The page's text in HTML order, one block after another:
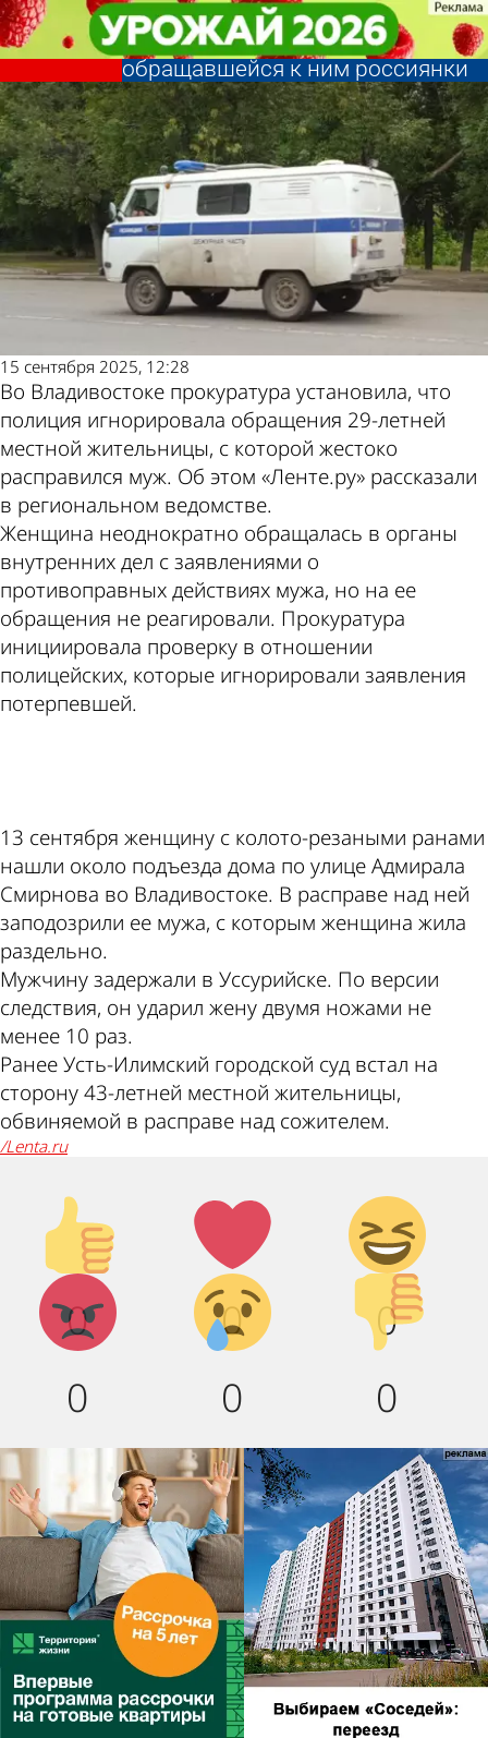
Халатность полицейских привела
к смерти многократно
обращавшейся к ним россиянки
В стране и
мире
15 сентября 2025, 12:28
Во Владивостоке прокуратура установила, что
полиция игнорировала обращения 29-летней
местной жительницы, с которой жестоко
расправился муж. Об этом «Ленте.ру» рассказали
в региональном ведомстве.
Женщина неоднократно обращалась в органы
внутренних дел с заявлениями о
противоправных действиях мужа, но на ее
обращения не реагировали. Прокуратура
инициировала проверку в отношении
полицейских, которые игнорировали заявления
потерпевшей.
13 сентября женщину с колото-резаными ранами
нашли около подъезда дома по улице Адмирала
Смирнова во Владивостоке. В расправе над ней
заподозрили ее мужа, с которым женщина жила
раздельно.
Мужчину задержали в Уссурийске. По версии
следствия, он ударил жену двумя ножами не
менее 10 раз.
Ранее Усть-Илимский городской суд встал на
сторону 43-летней местной жительницы,
обвиняемой в расправе над сожителем.
/lenta.ru
Палец
вверх!
0
Лайк!
0
Дикий
смех!
0
Агрессия!
0
Грусть :
(
0
Палец
вниз!
0
Халатность полицейских привела
к смерти многократно
обращавшейся к ним россиянки
В стране и
мире
Последние новости
Погода и курсы
валют в Пензе